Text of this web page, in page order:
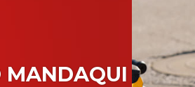
MANDAQUI